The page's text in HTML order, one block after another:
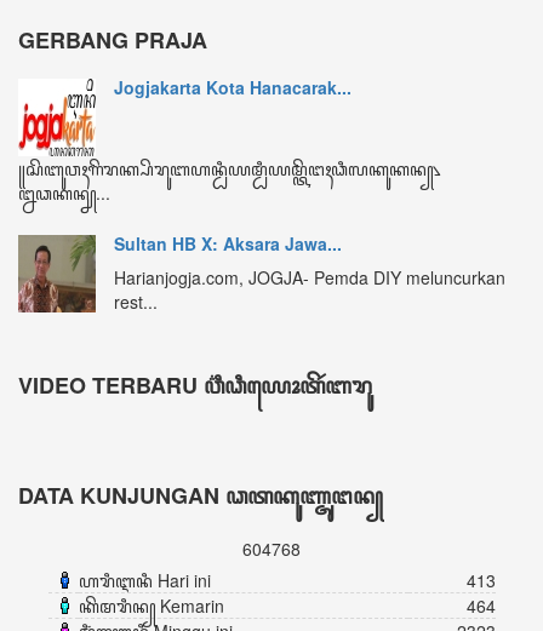
ꦏꦼꦩꦫꦶꦤ꧀ Kemarin
ꦩꦶꦁꦒꦸꦆꦤꦶ Minggu ini
ꦧꦸꦭꦤ꧀ꦆꦤꦶ Bulan ini
ꦏꦼꦱꦼꦭꦸꦫꦸꦲꦤ꧀ Keseluruhan
604768